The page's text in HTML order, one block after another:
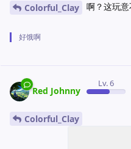
Colorful_Clay 啊？这玩
好饿啊
Red Johnny
Lv. 6
Colorful_Clay